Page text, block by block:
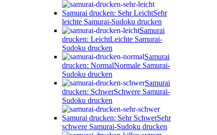
Samurai drucken: Sehr LeichtSehr
leichte Samurai-Sudoku drucken
Samurai
drucken: LeichtLeichte Samurai-
Sudoku drucken
Samurai
drucken: NormalNormale Samurai-
Sudoku drucken
Samurai
drucken: SchwerSchwere Samurai-
Sudoku drucken
Samurai drucken: Sehr SchwerSehr
schwere Samurai-Sudoku drucken